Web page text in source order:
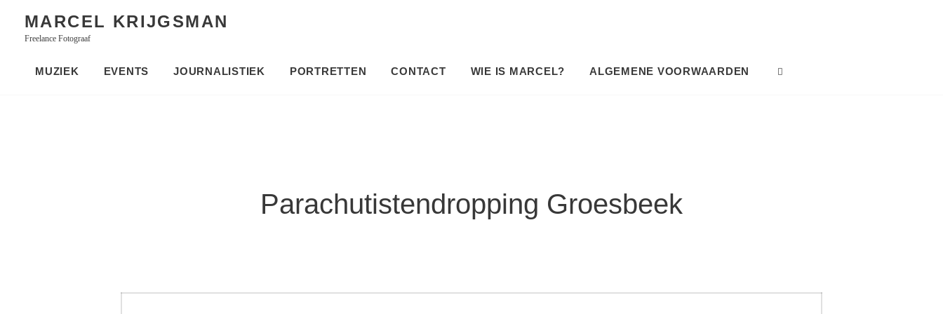
content
MARCEL KRIJGSMAN
Freelance Fotograaf
MUZIEK EVENTS JOURNALISTIEK PORTRETTEN CONTACT WIE IS MARCEL? ALGEMENE VOORWAARDEN
Parachutistendropping Groesbeek